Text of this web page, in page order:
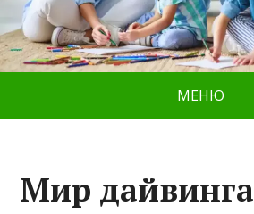
МЕНЮ
Мир дайвинга